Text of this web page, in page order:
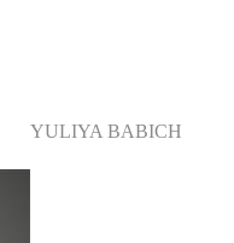
YULIYA BABICH